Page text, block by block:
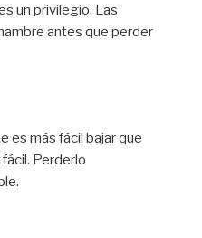
un privilegio. Las
antes que perder
es más fácil bajar que
Perderlo